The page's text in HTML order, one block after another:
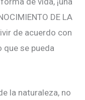
DE LA
de acuerdo con
que se pueda
la naturaleza, no